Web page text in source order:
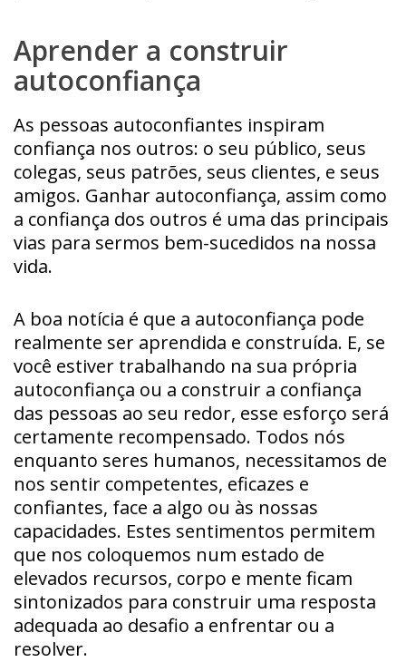
Aprender a construir
autoconfiança
As pessoas autoconfiantes inspiram
confiança nos outros: o seu público, seus
colegas, seus patrões, seus clientes, e seus
amigos. Ganhar autoconfiança, assim como
a confiança dos outros é uma das principais
vias para sermos bem-sucedidos na nossa
vida.
A boa notícia é que a autoconfiança pode
realmente ser aprendida e construída. E, se
você estiver trabalhando na sua própria
autoconfiança ou a construir a confiança
das pessoas ao seu redor, esse esforço será
certamente recompensado. Todos nós
enquanto seres humanos, necessitamos de
nos sentir competentes, eficazes e
confiantes, face a algo ou às nossas
capacidades. Estes sentimentos permitem
que nos coloquemos num estado de
elevados recursos, corpo e mente ficam
sintonizados para construir uma resposta
adequada ao desafio a enfrentar ou a
resolver.